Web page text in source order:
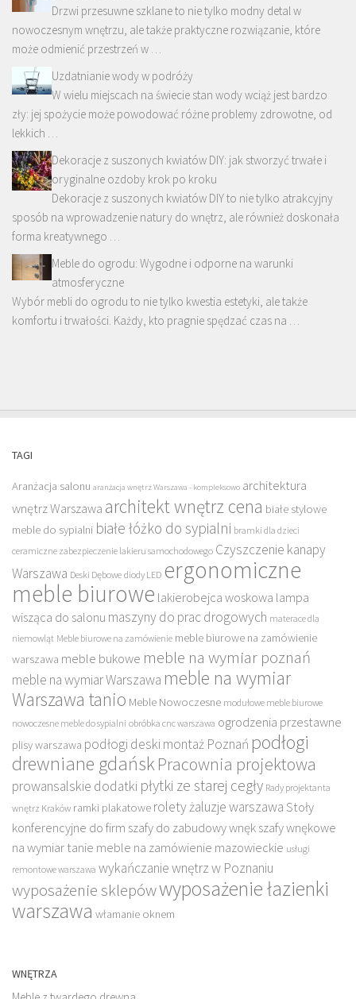
Drzwi przesuwne szklane to nie tylko modny detal w
nowoczesnym wnętrzu, ale także praktyczne rozwiązanie, które
może odmienić przestrzeń w …
Uzdatnianie wody w podróży
W wielu miejscach na świecie stan wody wciąż jest bardzo
zły: jej spożycie może powodować różne problemy zdrowotne, od
lekkich …
Dekoracje z suszonych kwiatów DIY: jak stworzyć trwałe i
oryginalne ozdoby krok po kroku
Dekoracje z suszonych kwiatów DIY to nie tylko atrakcyjny
sposób na wprowadzenie natury do wnętrz, ale również doskonała
forma kreatywnego …
Meble do ogrodu: Wygodne i odporne na warunki
atmosferyczne
Wybór mebli do ogrodu to nie tylko kwestia estetyki, ale także
komfortu i trwałości. Każdy, kto pragnie spędzać czas na …
TAGI
Aranżacja salonu aranżacja wnętrz Warszawa - kompleksowo architektura
wnętrz Warszawa architekt wnętrz cena białe stylowe
meble do sypialni białe łóżko do sypialni bramki dla dzieci
ceramiczne zabezpieczenie lakieru samochodowego Czyszczenie kanapy
Warszawa Deski Dębowe diody LED ergonomiczne
meble biurowe lakierobejca woskowa lampa
wisząca do salonu maszyny do prac drogowych materace dla
niemowląt Meble biurowe na zamówienie meble biurowe na zamówienie
warszawa meble bukowe meble na wymiar poznań
meble na wymiar Warszawa meble na wymiar
Warszawa tanio Meble Nowoczesne modułowe meble biurowe
nowoczesne meble do sypialni obróbka cnc warszawa ogrodzenia przestawne
plisy warszawa podłogi deski montaż Poznań podłogi
drewniane gdańskPracownia projektowa
prowansalskie dodatki płytki ze starej cegły Rady projektanta
wnętrz Kraków ramki plakatowe rolety żaluzje warszawa Stoły
konferencyjne do firm szafy do zabudowy wnęk szafy wnękowe
na wymiar tanie meble na zamówienie mazowieckie usługi
remontowe warszawa wykańczanie wnętrz w Poznaniu
wyposażenie sklepówwyposażenie łazienki
warszawa włamanie oknem
WNĘTRZA